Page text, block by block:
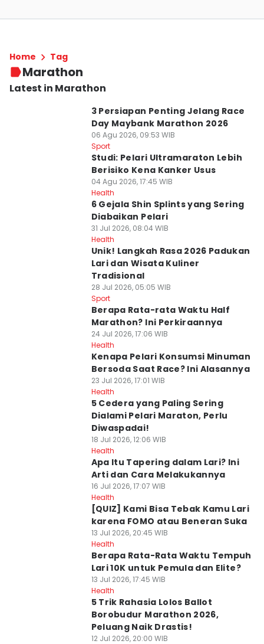
Home Tag
Marathon
Latest in Marathon
3 Persiapan Penting Jelang Race
Day Maybank Marathon 2026
06 Agu 2026, 09:53 WIB
Sport
Studi: Pelari Ultramaraton Lebih
Berisiko Kena Kanker Usus
04 Agu 2026, 17:45 WIB
Health
6 Gejala Shin Splints yang Sering
Diabaikan Pelari
31 Jul 2026, 08:04 WIB
Health
Unik! Langkah Rasa 2026 Padukan
Lari dan Wisata Kuliner
Tradisional
28 Jul 2026, 05:05 WIB
Sport
Berapa Rata-rata Waktu Half
Marathon? Ini Perkiraannya
24 Jul 2026, 17:06 WIB
Health
Kenapa Pelari Konsumsi Minuman
Bersoda Saat Race? Ini Alasannya
23 Jul 2026, 17:01 WIB
Health
5 Cedera yang Paling Sering
Dialami Pelari Maraton, Perlu
Diwaspadai!
18 Jul 2026, 12:06 WIB
Health
Apa Itu Tapering dalam Lari? Ini
Arti dan Cara Melakukannya
16 Jul 2026, 17:07 WIB
Health
[QUIZ] Kami Bisa Tebak Kamu Lari
karena FOMO atau Beneran Suka
13 Jul 2026, 20:45 WIB
Health
Berapa Rata-Rata Waktu Tempuh
Lari 10K untuk Pemula dan Elite?
13 Jul 2026, 17:45 WIB
Health
5 Trik Rahasia Lolos Ballot
Borobudur Marathon 2026,
Peluang Naik Drastis!
12 Jul 2026, 20:00 WIB